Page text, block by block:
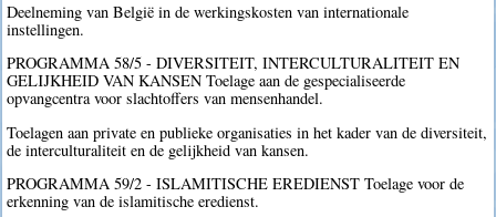
Deelneming van België in de werkingskosten van internationale
instellingen.
PROGRAMMA 58/5 - DIVERSITEIT, INTERCULTURALITEIT EN
GELIJKHEID VAN KANSEN Toelage aan de gespecialiseerde
opvangcentra voor slachtoffers van mensenhandel.
Toelagen aan private en publieke organisaties in het kader van de diversiteit,
de interculturaliteit en de gelijkheid van kansen.
PROGRAMMA 59/2 - ISLAMITISCHE EREDIENST Toelage voor de
erkenning van de islamitische eredienst.